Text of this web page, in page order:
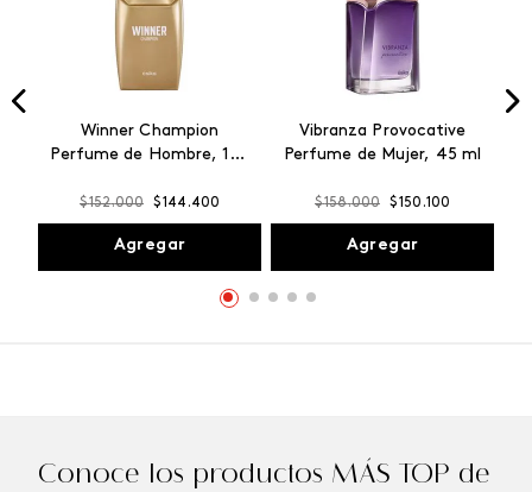
Winner Champion
Perfume de Hombre, 100
$152.000 $144 .400
Agregar
Vibranza Provocative
Perfume de Mujer, 45 ml
$158.000 $150 .100
Agregar
Conoce los productos MÁS TOP de